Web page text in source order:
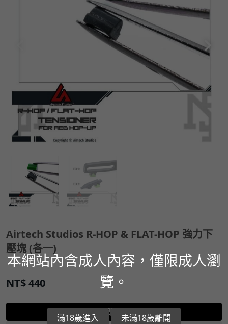
Airtech Studios R-HOP & FLAT-HOP 強力下
壓塊 (各一)
NT$440
立即選購
本網站內含成人內容，僅限成人瀏
覽。
滿18歲進入 未滿18歲離開